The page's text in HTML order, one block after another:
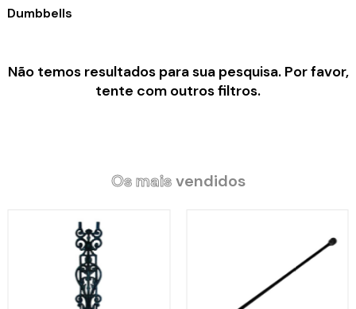
Dumbbells
Não temos resultados para sua pesquisa. Por favor,
tente com outros filtros.
Os maisvendidos